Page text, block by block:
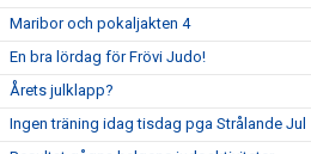
Maribor och pokaljakten 4
En bra lördag för Frövi Judo!
Årets julklapp?
Ingen träning idag tisdag pga Strålande Jul